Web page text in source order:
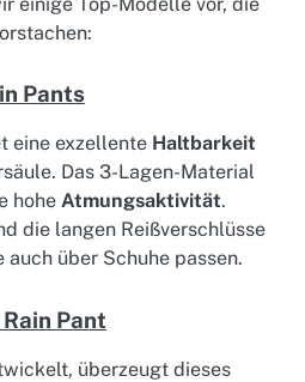
Pants
eine exzellente Haltbarkeit
Das 3-Lagen-Material
hohe Atmungsaktivität.
die langen Reißverschlüsse
auch über Schuhe passen.
Pant
überzeugt dieses